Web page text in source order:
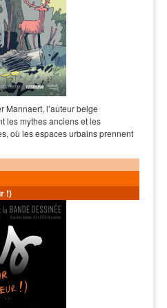
Mannaert, l’auteur belge
les mythes anciens et les
où les espaces urbains prennent
!)